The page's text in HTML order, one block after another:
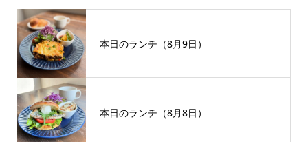
本日のランチ（8月9日）
本日のランチ（8月8日）